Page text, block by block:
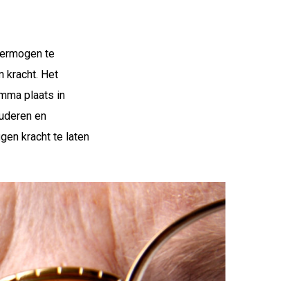
te
kracht. Het
plaats in
en
kracht te laten